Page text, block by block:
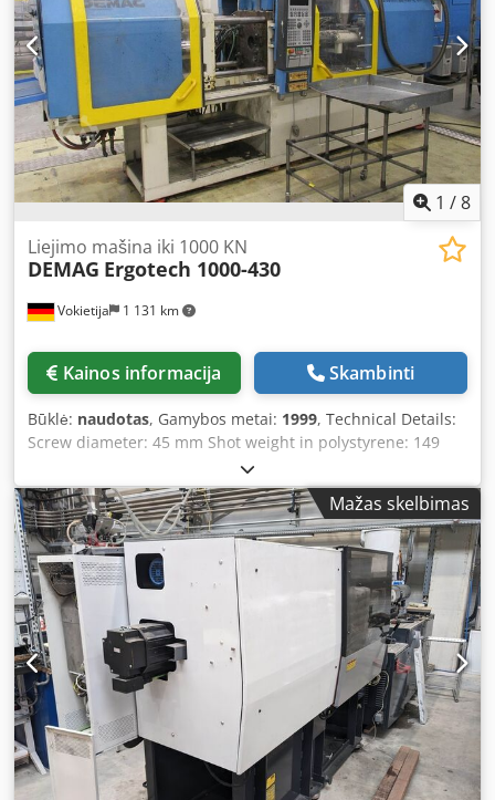
1 /8
Vokietija 1 131 km
Liejimo mašina iki 1000 KN
DEMAG Ergotech 1000-430
Kainos informacija Skambinti
Būklė: naudotas, Gamybos metai: 1999, Technical Details:
Screw diameter: 45 mm Shot weight in polystyrene: 149
g/PS Clamping force: 100 kN Cjdpfx Aswvkggsaheha
9302423 INJECTION MOULDING MACHINE, DEMAG-
FOERDERTECHNIK, Year of manufacture 1999 9307836
TEMPERATURE CONTROL UNIT, PIOVAN GMBH GARCHING,
THW9, Year of manufacture 2011 784065 TEMPERATURE
CONTROLLER, PLASTIC SERVICE GMBH, HRS 24I, Year of
manufacture 2003
Mažas skelbimas